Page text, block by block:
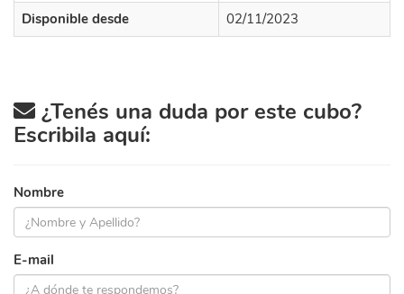
Disponible desde
02/11/2023
¿Tenés una duda por este cubo?
Escribila aquí:
Nombre
E-mail